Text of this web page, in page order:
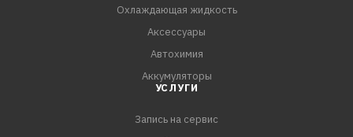
Охлаждающая жидкость
Аксессуары
Автохимия
Аккумуляторы
УСЛУГИ
Запись на сервис